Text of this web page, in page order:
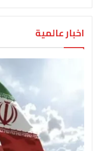
اخبار عالمية